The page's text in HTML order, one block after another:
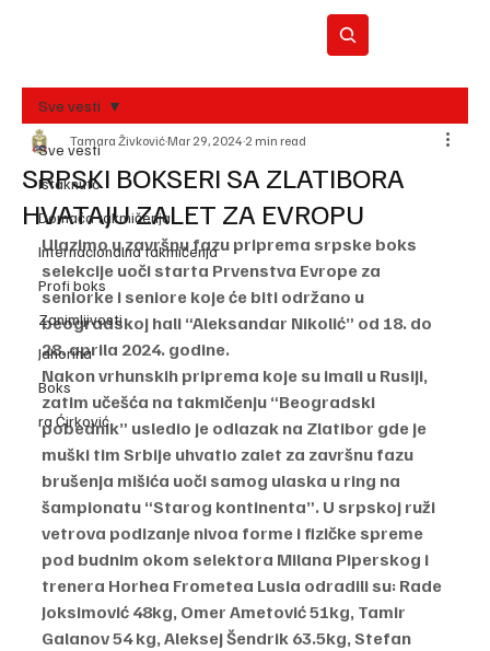
REC
Sve vesti
Istaknuto
Domaća takmičenja
Internacionalna takmičenja
Profi boks
Zanimljivosti
Jahorina
Boks
ra Ćirković
Sve vesti
SRPSKI BOKSERI SA ZLATIBORA
HVATAJU ZALET ZA EVROPU
Tamara Živković Mar 29, 2024 2 min read
Ulazimo u završnu fazu priprema srpske boks
selekcije uoči starta Prvenstva Evrope za
seniorke i seniore koje će biti održano u
beogradskoj hali “Aleksandar Nikolić” od 18. do
28. aprila 2024. godine.
Nakon vrhunskih priprema koje su imali u Rusiji,
zatim učešća na takmičenju “Beogradski
pobednik” usledio je odlazak na Zlatibor gde je
muški tim Srbije uhvatio zalet za završnu fazu
brušenja mišića uoči samog ulaska u ring na
šampionatu “Starog kontinenta”. U srpskoj ruži
vetrova podizanje nivoa forme i fizičke spreme
pod budnim okom selektora Milana Piperskog i
trenera Horhea Frometea Lusia odradili su: Rade
Joksimović 48kg, Omer Ametović 51kg, Tamir
Galanov 54 kg, Aleksej Šendrik 63.5kg, Stefan